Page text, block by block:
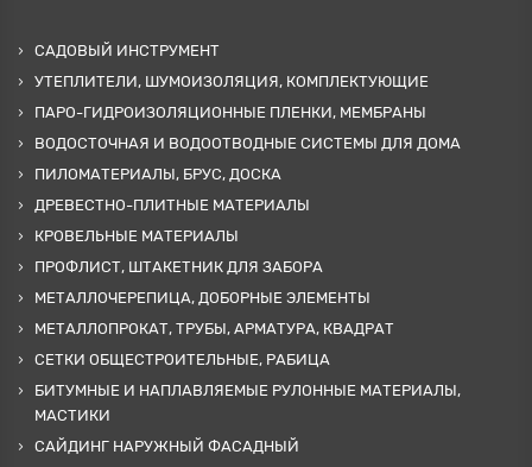
САДОВЫЙ ИНСТРУМЕНТ
УТЕПЛИТЕЛИ, ШУМОИЗОЛЯЦИЯ, КОМПЛЕКТУЮЩИЕ
ПАРО-ГИДРОИЗОЛЯЦИОННЫЕ ПЛЕНКИ, МЕМБРАНЫ
ВОДОСТОЧНАЯ И ВОДООТВОДНЫЕ СИСТЕМЫ ДЛЯ ДОМА
ПИЛОМАТЕРИАЛЫ, БРУС, ДОСКА
ДРЕВЕСТНО-ПЛИТНЫЕ МАТЕРИАЛЫ
КРОВЕЛЬНЫЕ МАТЕРИАЛЫ
ПРОФЛИСТ, ШТАКЕТНИК ДЛЯ ЗАБОРА
МЕТАЛЛОЧЕРЕПИЦА, ДОБОРНЫЕ ЭЛЕМЕНТЫ
МЕТАЛЛОПРОКАТ, ТРУБЫ, АРМАТУРА, КВАДРАТ
СЕТКИ ОБЩЕСТРОИТЕЛЬНЫЕ, РАБИЦА
БИТУМНЫЕ И НАПЛАВЛЯЕМЫЕ РУЛОННЫЕ МАТЕРИАЛЫ,
МАСТИКИ
САЙДИНГ НАРУЖНЫЙ ФАСАДНЫЙ